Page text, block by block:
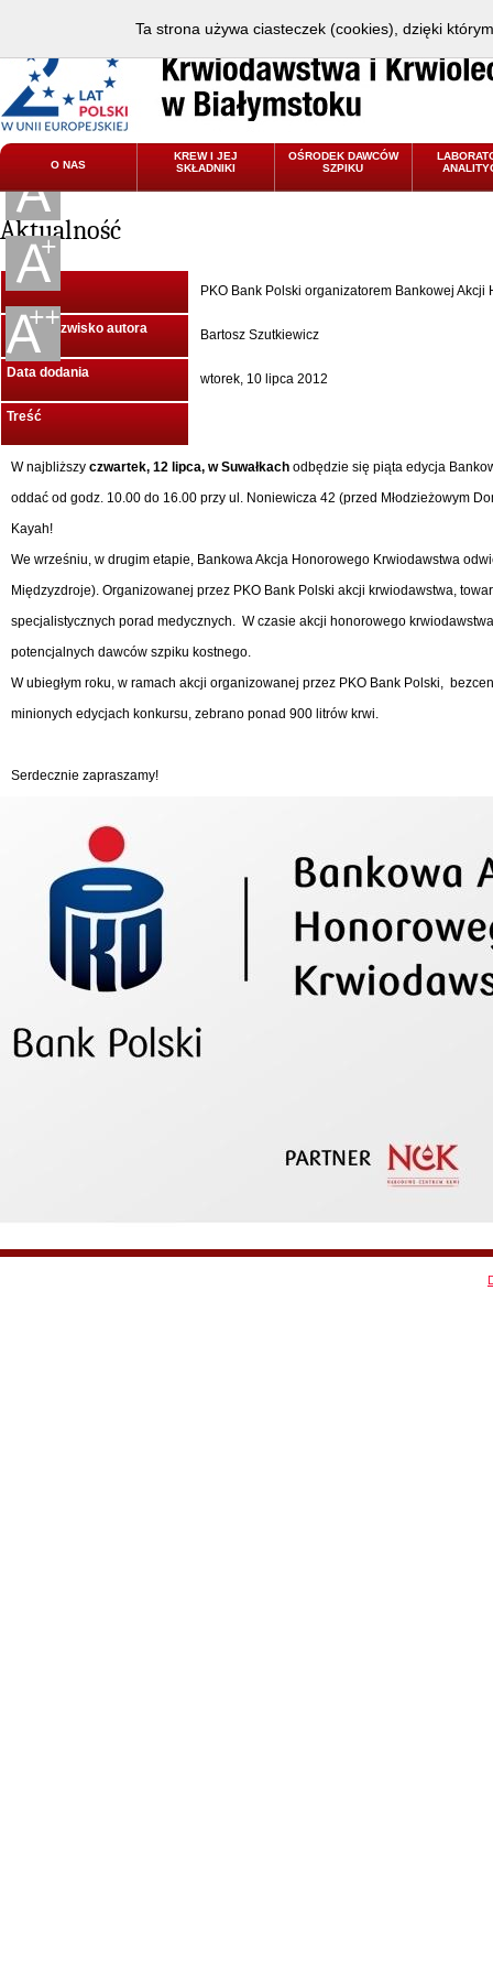
O NAS
KREW I JEJ
SKŁADNIKI
OŚRODEK DAWCÓW
SZPIKU
Aktualność
Tytuł PKO Bank Polski organizatorem Bankowej
Imię i Nazwisko autora Bartosz Szutkiewicz
Data dodania wtorek, 10 lipca 2012
Treść
W najbliższy czwartek, 12 lipca, w Suwałkach odbędzie się piąta edycja
oddać od godz. 10.00 do 16.00 przy ul. Noniewicza 42 (przed Młodzieżowym
Kayah!
We wrześniu, w drugim etapie, Bankowa Akcja Honorowego Krwiodawstwa
Międzyzdroje). Organizowanej przez PKO Bank Polski akcji krwiodawstwa,
specjalistycznych porad medycznych. W czasie akcji honorowego
potencjalnych dawców szpiku kostnego.
W ubiegłym roku, w ramach akcji organizowanej przez PKO Bank Polski,
minionych edycjach konkursu, zebrano ponad 900 litrów krwi.
Serdecznie zapraszamy!
Ta strona używa ciasteczek (cookies), dzięki